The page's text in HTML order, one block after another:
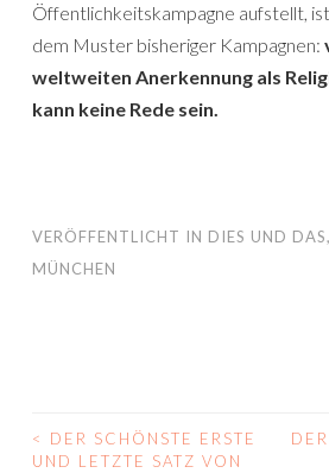
Öffentlichkeitskampagne aufstellt,
dem Muster bisheriger Kampagnen:
weltweiten Anerkennung als
kann keine Rede sein.
VERÖFFENTLICHT IN DIES UND DAS,
MÜNCHEN
BEITRAGS-
<
DER SCHÖNSTE ERSTE
UND LETZTE SATZ VON